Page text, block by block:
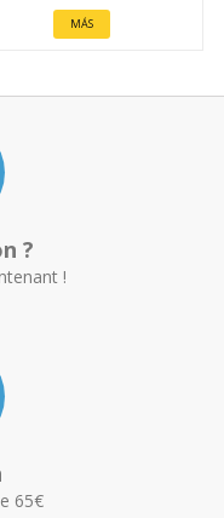
MÁS
?
!
65€